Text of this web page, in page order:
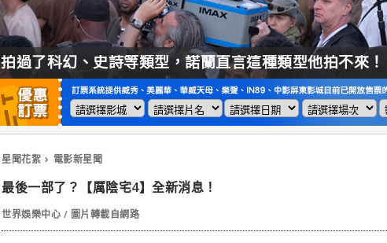
拍過了科幻、史詩等類型，諾蘭直言這種類型他拍不來！
星聞花絮 電影新星聞
最後一部了？【厲陰宅4】全新消息！
世界娛樂中心 / 圖片轉載自網路